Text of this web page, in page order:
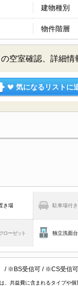
建物種別
物件階層
空室確認、詳細情
気になるリストに
き場 駐車場付き
ローゼット 独立洗面台
/ ※BS受信可 / ※CS受信可
共益費に含まれるタイプや